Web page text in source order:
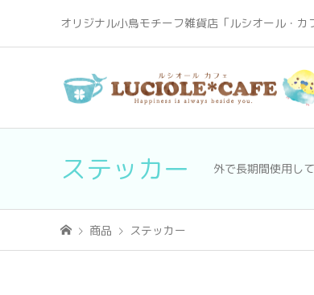
オリジナル小鳥モチーフ雑貨店「ルシオール・カ
ステッカー 外で長期間使用し
商品 ステッカー